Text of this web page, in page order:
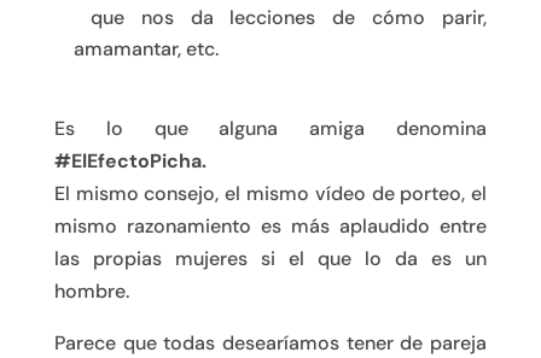
que nos da lecciones de cómo parir,
amamantar, etc.
Es lo que alguna amiga denomina
#ElEfectoPicha.
El mismo consejo, el mismo vídeo de porteo, el
mismo razonamiento es más aplaudido entre
las propias mujeres si el que lo da es un
hombre.
Parece que todas desearíamos tener de pareja